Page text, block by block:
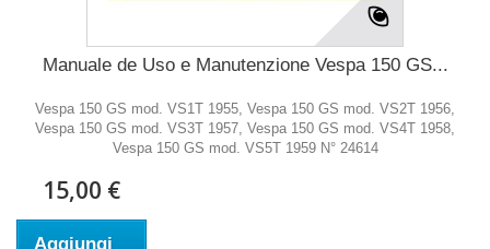
Manuale de Uso e Manutenzione Vespa 150 GS...
Vespa 150 GS mod. VS1T 1955, Vespa 150 GS mod. VS2T 1956,
Vespa 150 GS mod. VS3T 1957, Vespa 150 GS mod. VS4T 1958,
Vespa 150 GS mod. VS5T 1959 N° 24614
15,00 €
Aggiungi